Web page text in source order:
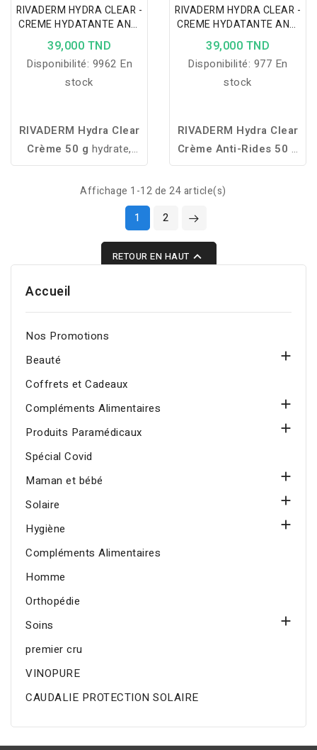
RIVADERM HYDRA CLEAR -
CREME HYDATANTE ANTI
IMPERFECTIONS 50GR
39,000 TND
Disponibilité: 9962 En
stock
RIVADERM Hydra Clear
Crème 50 g hydrate,
purifie et aide à réduire
les imperfections pour
une peau nette, matifiée
et équilibrée au quotidien.
RIVADERM HYDRA CLEAR -
CREME HYDATANTE ANTI
RIDES 50GR
39,000 TND
Disponibilité: 977 En
stock
RIVADERM Hydra Clear
Crème Anti-Rides 50 g
hydrate intensément,
lisse les rides et améliore
visiblement plus jeune.
Affichage 1-12 de 24 article(s)
1
2
RETOUR EN HAUT 
Accueil
Nos Promotions
Beauté

Coffrets et Cadeaux
Compléments Alimentaires

Produits Paramédicaux

Spécial Covid
Maman et bébé

Solaire

Hygiène

Compléments Alimentaires
Homme
Orthopédie
Soins

premier cru
VINOPURE
CAUDALIE PROTECTION SOLAIRE